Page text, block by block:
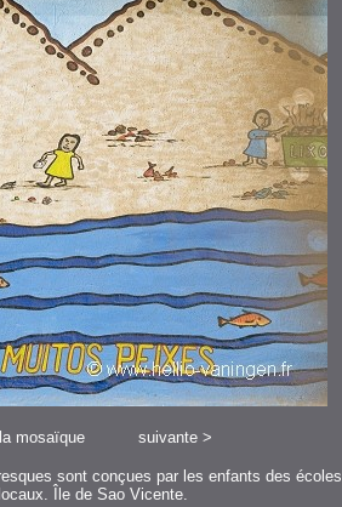
mosaïque suivante>
sont conçues par les enfants des écoles
Île de Sao Vicente.